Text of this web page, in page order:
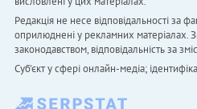
Редакція не несе відповідальності за
оприлюднені у рекламних матеріалах.
законодавством, відповідальність за
Cуб'єкт у сфері онлайн-медіа;